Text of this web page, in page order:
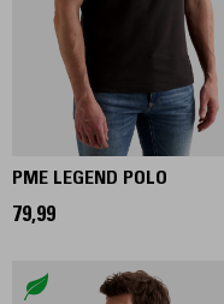
PME LEGEND POLO
79,99